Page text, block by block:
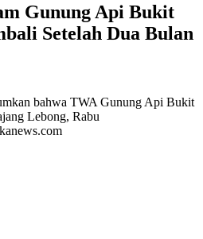
Gunung Api Bukit
Setelah Dua Bulan
bahwa TWA Gunung Api Bukit
Lebong, Rabu